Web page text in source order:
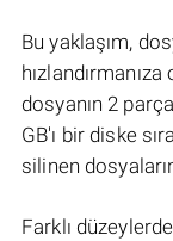
Bu yaklaşım,
dosyanın 2
GB'ı bir diske
silinen
Farklı